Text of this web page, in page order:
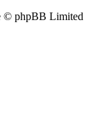
© phpBB Limited